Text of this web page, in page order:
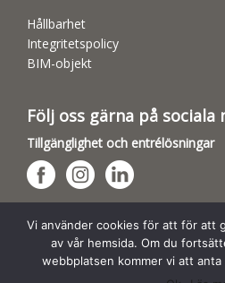
Hållbarhet
Integritetspolicy
BIM-objekt
Följ oss gärna på sociala
Tillgänglighet och entrélösningar
Hundsporthallar
Vi använder cookies för att för att
av vår hemsida. Om du
webbplatsen kommer vi att